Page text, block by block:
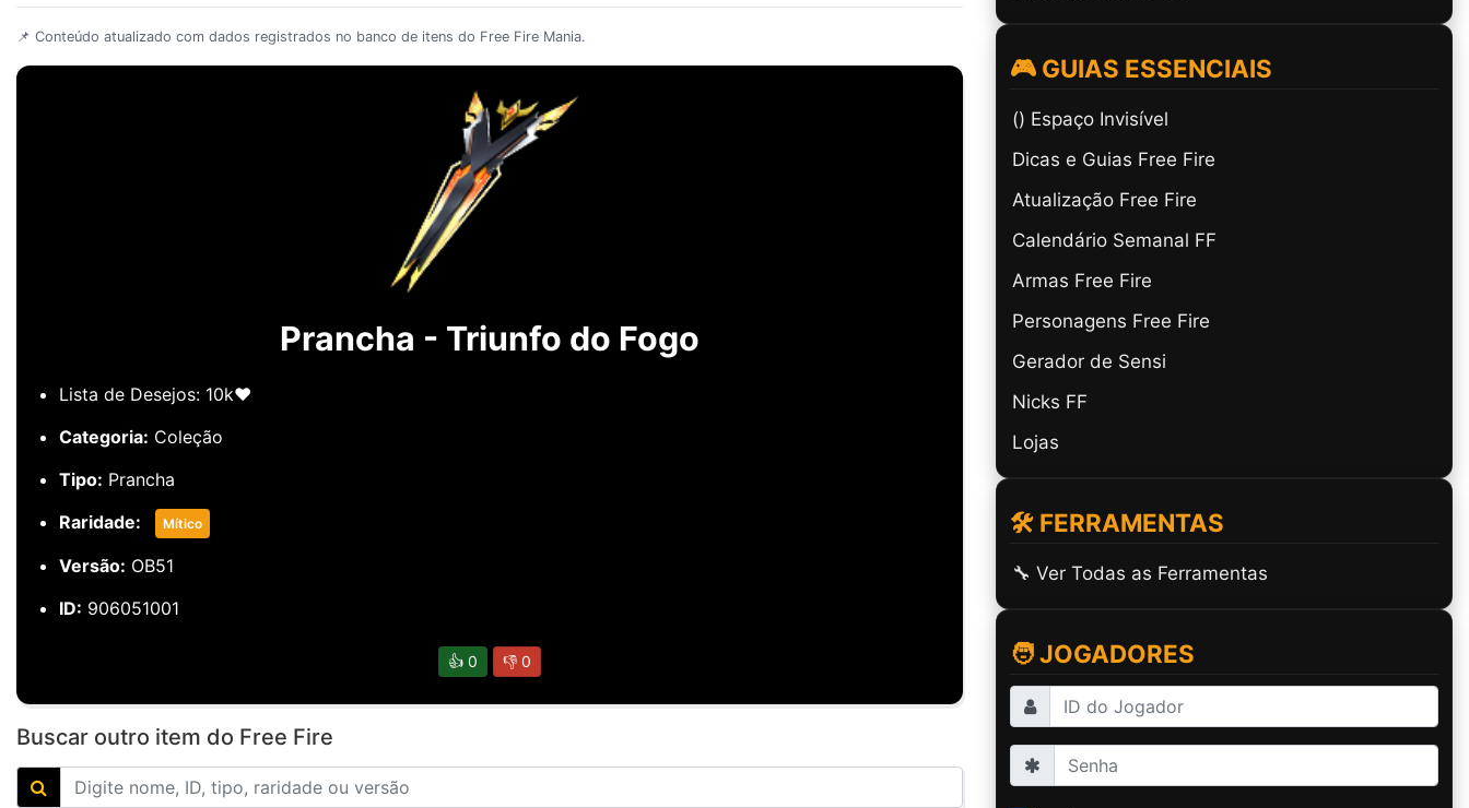
📌 Conteúdo atualizado com dados registrados no banco de itens do Free Fire Mania.
Prancha - Triunfo do Fogo
Lista de Desejos: 10k❤️
Categoria: Coleção
Tipo: Prancha
Raridade:
Mítico
Versão: OB51
ID: 906051001
👍 0 👎 0
Buscar outro item do Free Fire
🎮 GUIAS ESSENCIAIS
(ㅤ) Espaço Invisível
Dicas e Guias Free Fire
Atualização Free Fire
Calendário Semanal FF
Armas Free Fire
Personagens Free Fire
Gerador de Sensi
Nicks FF
Lojas
🛠️ FERRAMENTAS
🔧 Ver Todas as Ferramentas
🧑 JOGADORES